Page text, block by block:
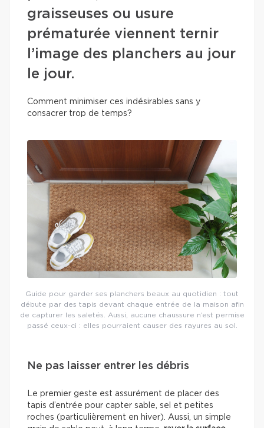
graisseuses ou usure
prématurée viennent ternir
l’image des planchers au jour
le jour.
Comment minimiser ces indésirables sans y
consacrer trop de temps?
Guide pour garder ses planchers beaux au quotidien : tout
débute par des tapis devant chaque entrée de la maison afin
de capturer les saletés. Aussi, aucune chaussure n’est permise
passé ceux-ci : elles pourraient causer des rayures au sol.
Ne pas laisser entrer les débris
Le premier geste est assurément de placer des
tapis d’entrée pour capter sable, sel et petites
roches (particulièrement en hiver). Aussi, un simple